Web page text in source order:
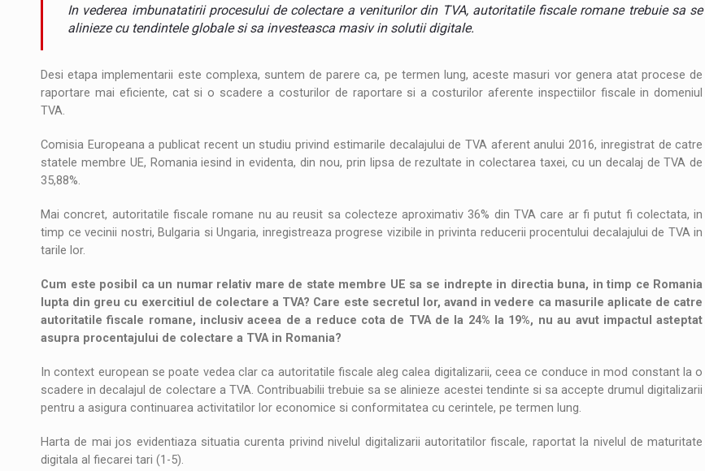
STIRI Noul Mercedes-Benz VLE este acum disponibil pentru comanda intr-o gama extinsa de variante atragatoare
ARTICOLE Proteinmaxxing and the Future of Protein Demand
In vederea imbunatatirii procesului de colectare a veniturilor din TVA, autoritatile fiscale romane trebuie sa se
alinieze cu tendintele globale si sa investeasca masiv in solutii digitale.
Desi etapa implementarii este complexa, suntem de parere ca, pe termen lung, aceste masuri vor genera atat procese de
raportare mai eficiente, cat si o scadere a costurilor de raportare si a costurilor aferente inspectiilor fiscale in domeniul
TVA.
Comisia Europeana a publicat recent un studiu privind estimarile decalajului de TVA aferent anului 2016, inregistrat de catre
statele membre UE, Romania iesind in evidenta, din nou, prin lipsa de rezultate in colectarea taxei, cu un decalaj de TVA de
35,88%.
Mai concret, autoritatile fiscale romane nu au reusit sa colecteze aproximativ 36% din TVA care ar fi putut fi colectata, in
timp ce vecinii nostri, Bulgaria si Ungaria, inregistreaza progrese vizibile in privinta reducerii procentului decalajului de TVA in
tarile lor.
Cum este posibil ca un numar relativ mare de state membre UE sa se indrepte in directia buna, in timp ce Romania
lupta din greu cu exercitiul de colectare a TVA? Care este secretul lor, avand in vedere ca masurile aplicate de catre
autoritatile fiscale romane, inclusiv aceea de a reduce cota de TVA de la 24% la 19%, nu au avut impactul asteptat
asupra procentajului de colectare a TVA in Romania?
In context european se poate vedea clar ca autoritatile fiscale aleg calea digitalizarii, ceea ce conduce in mod constant la o
scadere in decalajul de colectare a TVA. Contribuabilii trebuie sa se alinieze acestei tendinte si sa accepte drumul digitalizarii
pentru a asigura continuarea activitatilor lor economice si conformitatea cu cerintele, pe termen lung.
Harta de mai jos evidentiaza situatia curenta privind nivelul digitalizarii autoritatilor fiscale, raportat la nivelul de maturitate
digitala al fiecarei tari (1-5).